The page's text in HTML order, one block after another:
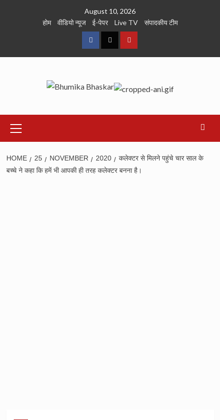
August 10, 2026
होम
वीडियो न्यूज ई-पेपर Live TV संपादकीय टीम
FacebookTwitterYoutube
Menu
HOME 25 NOVEMBER 2020
कलेक्टर से मिलने पहुंचे चार साल के
बच्चे ने कहा कि हमें भी आपकी ही तरह कलेक्टर बनना है।